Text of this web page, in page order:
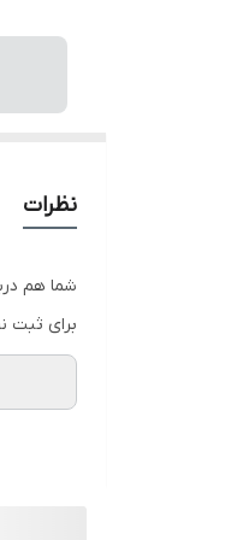
نظرات
شما هم
برای ثبت